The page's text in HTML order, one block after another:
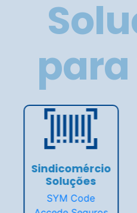
Central
Encontre tudo
Cadastro, convênios,
Fique por dentro e
as convenções